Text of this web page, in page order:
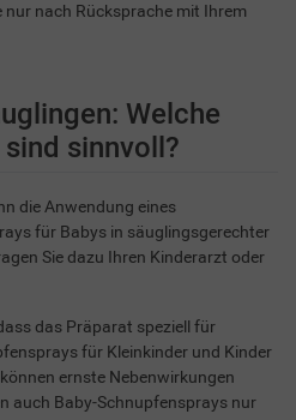
nach Rücksprache mit Ihrem
Welche
sinnvoll?
die Anwendung eines
für Babys in säuglingsgerechter
Sie dazu Ihren Kinderarzt oder
das Präparat speziell für
für Kleinkinder und Kinder
ernste Nebenwirkungen
auch Baby-Schnupfensprays nur